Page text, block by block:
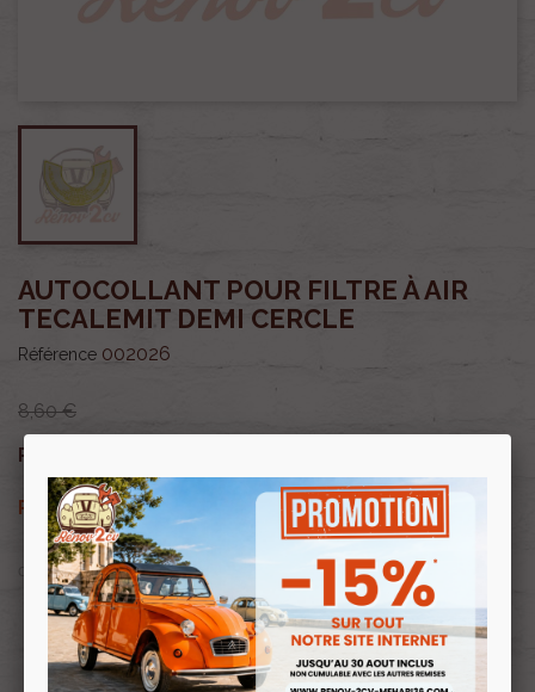
AUTOCOLLANT POUR FILTRE À AIR
TECALEMIT DEMI CERCLE
Référence 002026
8,60 €
Prix public :
Prix clubRenov 2cv 7,31 €TTC
OU PAYER EN
Profitez de prix remisés
avec la Carte clubRenov 2cv